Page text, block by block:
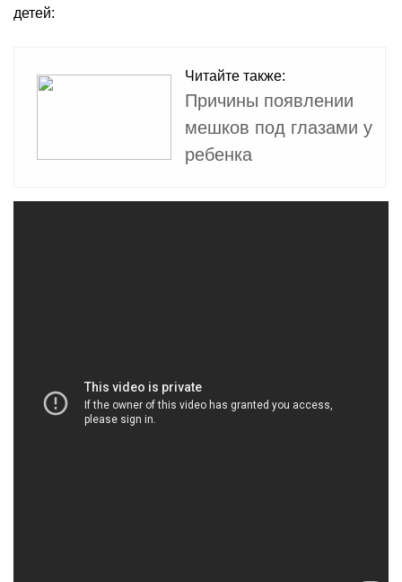
детей:
Читайте также:
Причины появлении
мешков под глазами у
ребенка